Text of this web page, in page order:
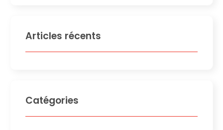
Articles récents
Catégories